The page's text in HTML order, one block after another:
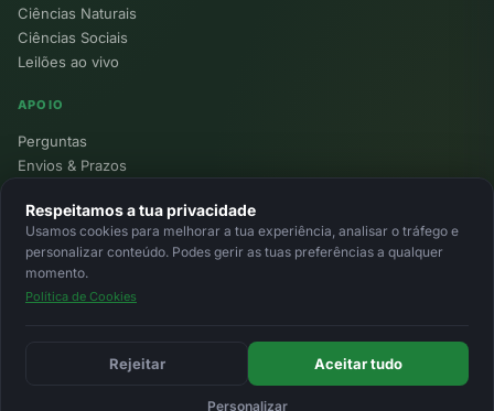
Ciências Naturais
Ciências Sociais
Leilões ao vivo
APOIO
Perguntas
Envios & Prazos
Devoluções
Minha Conta
© 2026 Ecolivros. Todos os direitos reservados.
Respeitamos a tua privacidade
Usamos cookies para melhorar a tua experiência, analisar o tráfego e
personalizar conteúdo. Podes gerir as tuas preferências a qualquer
momento.
Política de Cookies
Personalizar
Rejeitar Aceitar tudo